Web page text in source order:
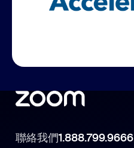
聯絡我們1.888.799.9666